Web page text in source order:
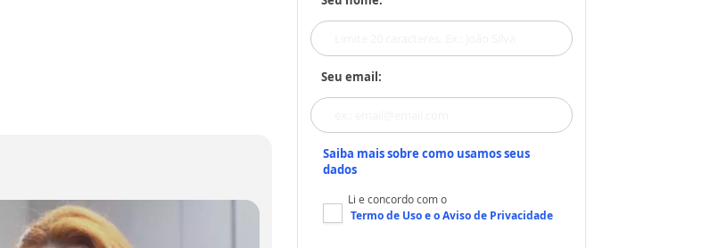
Seu email:
Saiba mais sobre como usamos seus
dados
Li e concordo com o
Termo de Usoe oAviso de Privacidade